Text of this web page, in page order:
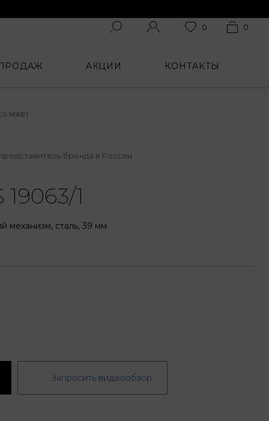
0 0
АКЦИИ КОНТАКТЫ
19063/1
бренда в России
1
механизм, сталь, 39 мм
Запросить видеообзор